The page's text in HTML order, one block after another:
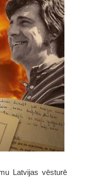
Latvijas vēsturē